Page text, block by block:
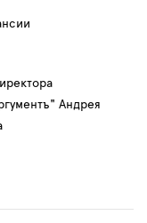
Андрея